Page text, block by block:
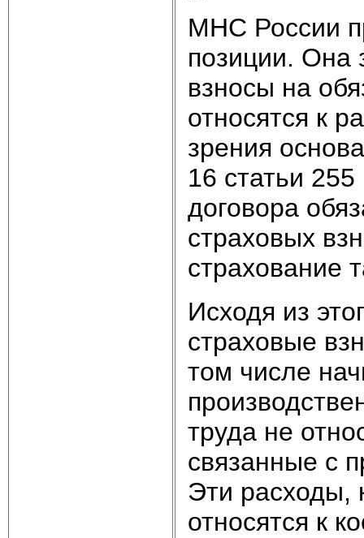
МНС России
позиции. Она
взносы на
относятся к
зрения
16 статьи
договора
страховых
страхование
Исходя из
страховые
том числе
труда не
связанные с
Эти расходы,
относятся к